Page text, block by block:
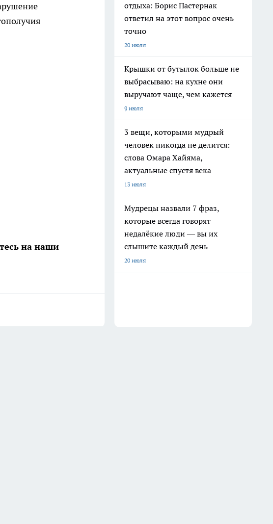
на наши
отдыха: Борис Пастернак
ответил на этот вопрос очень
точно
20 июля
Крышки от бутылок больше не
выбрасываю: на кухне они
выручают чаще, чем кажется
9 июля
3 вещи, которыми мудрый
человек никогда не делится:
слова Омара Хайяма,
актуальные спустя века
13 июля
Мудрецы назвали 7 фраз,
которые всегда говорят
недалёкие люди — вы их
слышите каждый день
20 июля